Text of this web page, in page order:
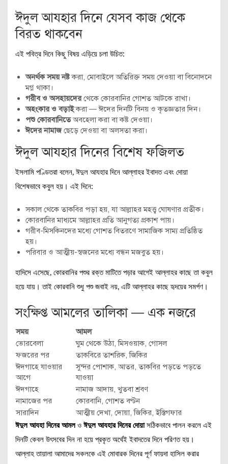
ঈদুল আযহার দিনে যেসব কাজ থেকে
বিরত থাকবেন
এই পবিত্র দিনে কিছু বিষয় এড়িয়ে চলা উচিত:
অনর্থক সময় নষ্টকরা, মোবাইলে অতিরিক্ত সময় দেওয়া বা বিনোদনে
মগ্ন থাকা।
গরীব ও অসহায়দেরথেকে কোরবানির গোশত আটকে রাখা।
অহংকার ও বড়াইকরা — ঈদের দিনটি বিনয় ও কৃতজ্ঞতার দিন।
পশু কোরবানিতেঅবহেলা করা বা কষ্ট দেওয়া।
ঈদের নামাজছেড়ে দেওয়া বা অলসতা করা।
ঈদুল আযহার দিনের বিশেষ ফজিলত
ইসলামি পণ্ডিতরা বলেন, ঈদুল আযহার দিনে আল্লাহর ইবাদত এবং দোয়া
বিশেষভাবে কবুল হয়। এই দিনে:
সকাল থেকে তাকবির পড়া হয়, যা আল্লাহর মহত্ত্ব ঘোষণার প্রতীক।
কোরবানির মাধ্যমে আল্লাহর প্রতি আনুগত্য প্রকাশ পায়।
গরীব-মিসকিনদের মধ্যে গোশত বিতরণে সামাজিক সাম্য প্রতিষ্ঠিত
হয়।
পরিবার ও আত্মীয়-স্বজনের মধ্যে বন্ধন মজবুত হয়।
হাদিসে এসেছে, কোরবানির পশুর রক্ত মাটিতে পড়ার আগেই আল্লাহর কাছে তা কবুল
হয়ে যায়। তাই কোরবানি শুধু পশু জবাই নয়, এটি আল্লাহর কাছে হৃদয়ের সমর্পণ।
সংক্ষিপ্ত আমলের তালিকা — এক নজরে
সময়
আমল
ভোরবেলা
ঘুম থেকে উঠা, মিসওয়াক, গোসল
ফজরের পর
তাকবিরে তাশরিক, জিকির
ঈদগাহে যাওয়ার
আগে
সুন্দর পোশাক, আতর, তাকবির পড়তে পড়তে
যাওয়া
ঈদগাহে
নামাজ আদায়, খুতবা শ্রবণ
নামাজের পর
কোরবানি, গোশত বণ্টন
সারাদিন
আত্মীয় দেখা, দোয়া, জিকির, ইস্তিগফার
ঈদুল আযহা দিনের আমলও ঈদুল আযহার দিনের দোয়াসঠিকভাবে পালন করলে এই
দিনটি কেবল উৎসবের দিন না হয়ে প্রকৃত অর্থেই ইবাদতের দিনে পরিণত হয়।
আল্লাহ তায়ালা আমাদের সকলকে এই মোবারক দিনের পূর্ণ ফায়দা হাসিল করার